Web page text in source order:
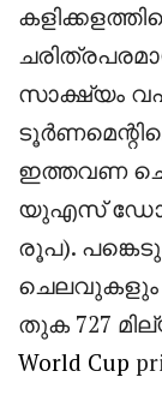
സാക്ഷ്യം
ഇത്തവണ
യുഎസ്
രൂപ).
ചെലവുകളും
തുക 727
World Cup